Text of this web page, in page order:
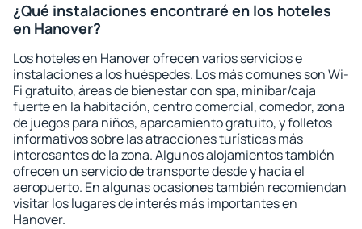
¿Qué instalaciones encontraré en los hoteles
en Hanover?
Los hoteles en Hanover ofrecen varios servicios e
instalaciones a los huéspedes. Los más comunes son Wi-
Fi gratuito, áreas de bienestar con spa, minibar/caja
fuerte en la habitación, centro comercial, comedor, zona
de juegos para niños, aparcamiento gratuito, y folletos
informativos sobre las atracciones turísticas más
interesantes de la zona. Algunos alojamientos también
ofrecen un servicio de transporte desde y hacia el
aeropuerto. En algunas ocasiones también recomiendan
visitar los lugares de interés más importantes en
Hanover.